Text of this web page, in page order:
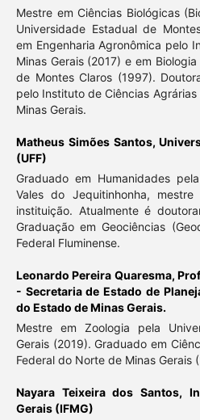
Mestre em Ciências Biológicas
Universidade Estadual de
em Engenharia Agronômica pelo
Minas Gerais (2017) e em
de Montes Claros (1997).
pelo Instituto de Ciências
Minas Gerais.
Matheus Simões Santos,
(UFF)
Graduado em Humanidades
Vales do Jequitinhonha,
instituição. Atualmente é
Graduação em Geociências
Federal Fluminense.
Leonardo Pereira Quaresma,
- Secretaria de Estado de
do Estado de Minas Gerais.
Mestre em Zoologia pela
Gerais (2019). Graduado em
Federal do Norte de Minas Gerais
Nayara Teixeira dos Santos,
Gerais (IFMG)